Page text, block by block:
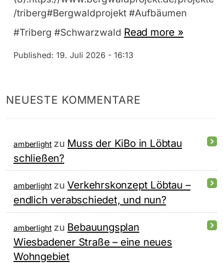
/triberg#Bergwaldprojekt #Aufbäumen
#Triberg #Schwarzwald Read more »
Published: 19. Juli 2026 - 16:13
NEUESTE KOMMENTARE
amberlightzu Muss der KiBo in Löbtau
schließen?
amberlightzuVerkehrskonzept Löbtau –
endlich verabschiedet, und nun?
amberlightzu Bebauungsplan
Wiesbadener Straße – eine neues
Wohngebiet